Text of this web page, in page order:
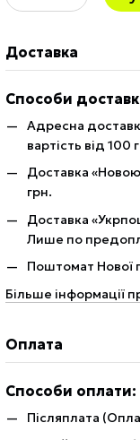
Доставка
Способи
Адресна
вартість від 100
Доставка «Новою
грн.
Доставка
Лише по
Поштомат Нової
Більше інформації
Оплата
Способи оплати:
Післяплата